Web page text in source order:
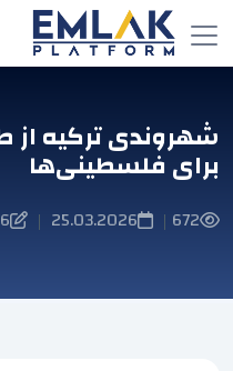
شهروندی ترکیه از
برای فلسطینی‌ها
672
|
25.03.2026
|